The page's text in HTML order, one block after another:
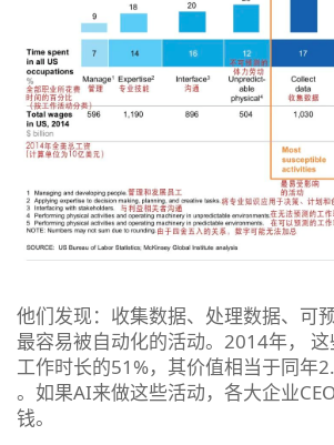
他们发现： 收集数据、处理数据、可
最容易被自动化的活动。2014年，
工作时长的51%，其价值相当于同年
。如果AI来做这些活动，各大企业
钱。